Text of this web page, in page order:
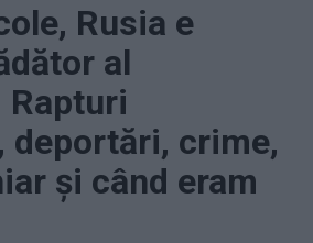
Rusia e
al
Rapturi
deportări, crime,
și când eram